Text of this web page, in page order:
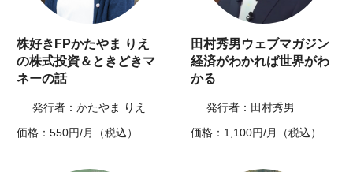
株好きFPかたやま りえ
の株式投資＆ときどきマ
ネーの話
発行者：かたやま りえ
価格：550円/月（税込）
田村秀男ウェブマガジン
経済がわかれば世界がわ
かる
発行者：田村秀男
価格：1,100円/月（税込）